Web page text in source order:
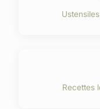
Recettes